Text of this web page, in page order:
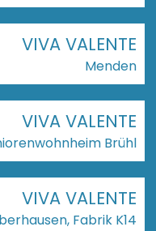
VIVA VALENTE
Menden
VIVA VALENTE
Brühl
VIVA VALENTE
Fabrik K14